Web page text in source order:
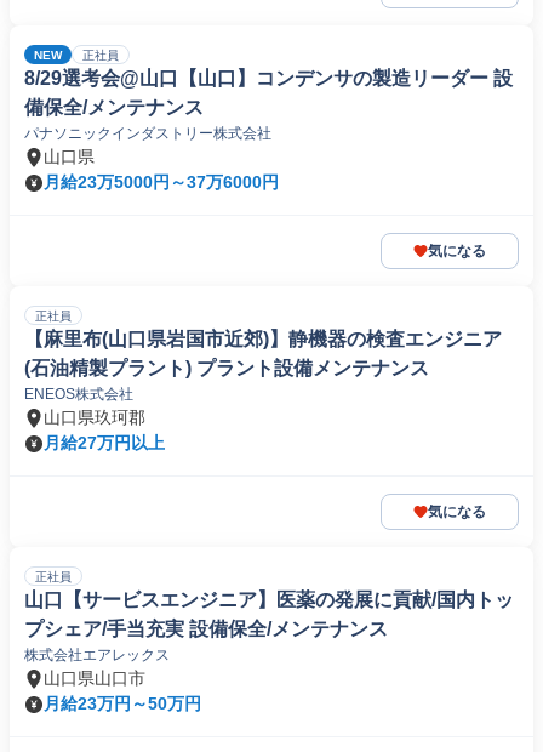
NEW 正社員
8/29選考会@山口【山口】コンデンサの製造リーダー 設
備保全/メンテナンス
パナソニックインダストリー株式会社
山口県
月給23万5000円～37万6000円
気になる
正社員
【麻里布(山口県岩国市近郊)】静機器の検査エンジニア
(石油精製プラント) プラント設備メンテナンス
ENEOS株式会社
山口県玖珂郡
月給27万円以上
気になる
正社員
山口【サービスエンジニア】医薬の発展に貢献/国内トッ
プシェア/手当充実 設備保全/メンテナンス
株式会社エアレックス
山口県山口市
月給23万円～50万円